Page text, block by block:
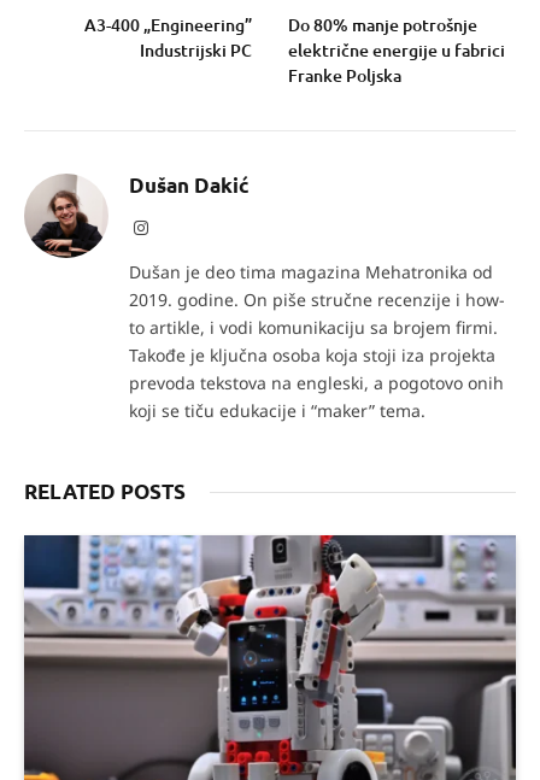
A3-400 „Engineering”
Industrijski PC
Do 80% manje potrošnje
električne energije u fabrici
Franke Poljska
Dušan Dakić
Instagram
Dušan je deo tima magazina Mehatronika od
2019. godine. On piše stručne recenzije i how-
to artikle, i vodi komunikaciju sa brojem firmi.
Takođe je ključna osoba koja stoji iza projekta
prevoda tekstova na engleski, a pogotovo onih
koji se tiču edukacije i “maker” tema.
RELATED POSTS